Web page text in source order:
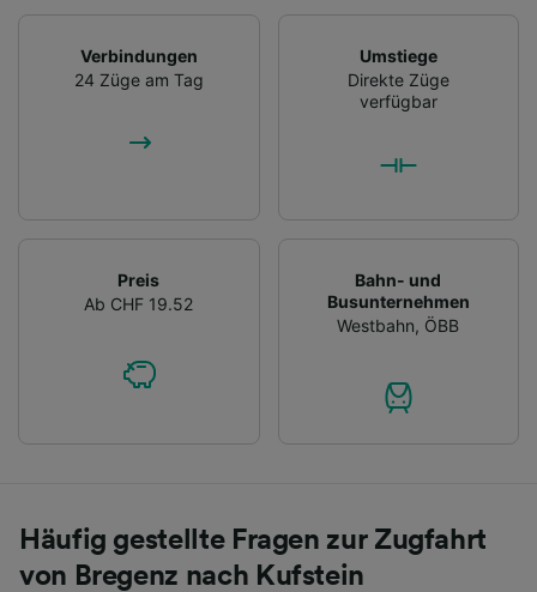
Verbindungen
24 Züge am Tag
Umstiege
Direkte Züge
verfügbar
Preis
Ab CHF 19.52
Bahn- und
Busunternehmen
Westbahn, ÖBB
Häufig gestellte Fragen zur Zugfahrt
von Bregenz nach Kufstein